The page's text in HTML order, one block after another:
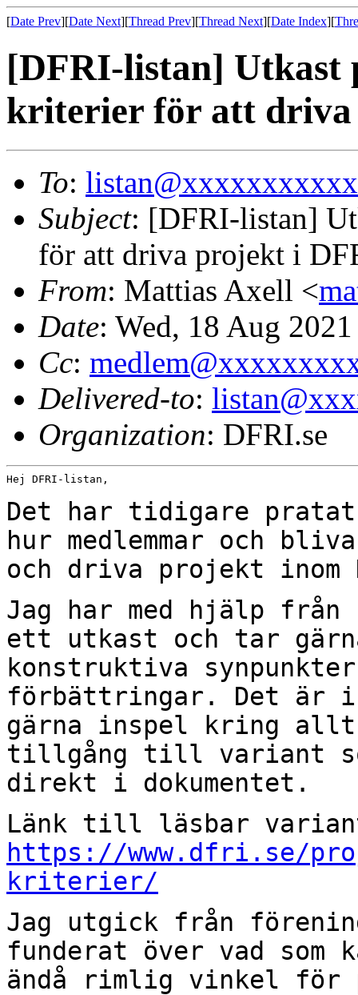
[Date Prev][Date Next][Thread Prev][Thread Next][Date Index][
[DFRI-listan] Utkast
kriterier för att
To:
Subject: [DFRI-listan]
för att driva projekt i
From: Mattias Axell <
Date: Wed, 18 Aug
Cc:
Delivered-to:
Organization: DFRI.se
Hej DFRI-listan,
Det har tidigare
hur medlemmar och
och driva projekt inom
Jag har med hjälp från
ett utkast och tar
konstruktiva
förbättringar. Det är
gärna inspel kring
tillgång till variant
direkt i dokumentet.
Länk till läsbar
https://www.dfri.se/
kriterier/
Jag utgick från
funderat över vad som
ändå rimlig vinkel för